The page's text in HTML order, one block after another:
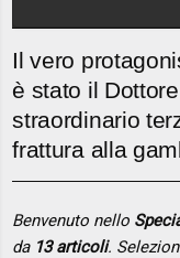
Il vero
è stato il
straordinario
frattura alla
Benvenuto nello
da 13 articoli.